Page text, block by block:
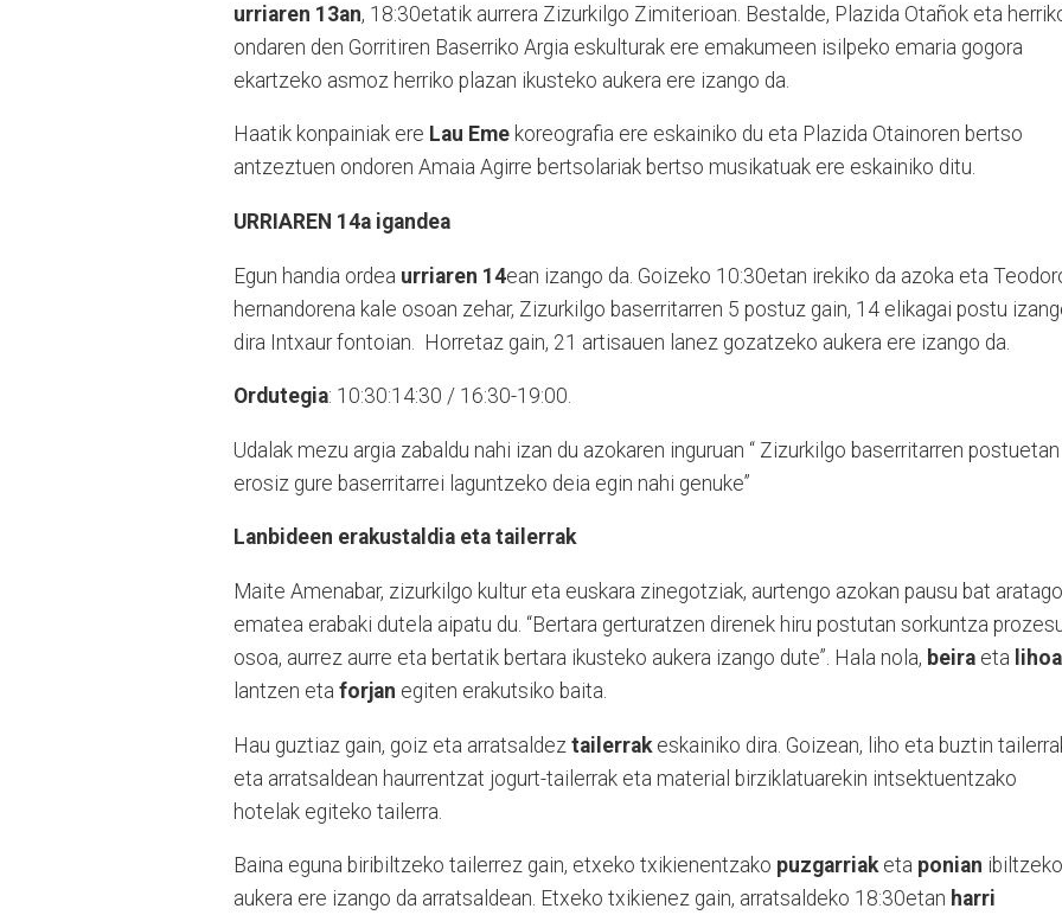
urriaren 13an, 18:30etatik aurrera Zizurkilgo Zimiterioan. Bestalde, Plazida Otañok eta
ondaren den Gorritiren Baserriko Argia eskulturak ere emakumeen isilpeko emaria gogora
ekartzeko asmoz herriko plazan ikusteko aukera ere izango da.
Haatik konpainiak ere Lau Eme koreografia ere eskainiko du eta Plazida Otainoren bertso
antzeztuen ondoren Amaia Agirre bertsolariak bertso musikatuak ere eskainiko ditu.
URRIAREN 14a igandea
Egun handia ordea urriaren 14ean izango da. Goizeko 10:30etan irekiko da azoka eta
hernandorena kale osoan zehar, Zizurkilgo baserritarren 5 postuz gain, 14 elikagai postu
dira Intxaur fontoian. Horretaz gain, 21 artisauen lanez gozatzeko aukera ere izango da.
Ordutegia: 10:30:14:30 / 16:30-19:00.
Udalak mezu argia zabaldu nahi izan du azokaren inguruan “ Zizurkilgo baserritarren postuetan
erosiz gure baserritarrei laguntzeko deia egin nahi genuke”
Lanbideen erakustaldia eta tailerrak
Maite Amenabar, zizurkilgo kultur eta euskara zinegotziak, aurtengo azokan pausu bat aratago
ematea erabaki dutela aipatu du. “Bertara gerturatzen direnek hiru postutan sorkuntza
osoa, aurrez aurre eta bertatik bertara ikusteko aukera izango dute”. Hala nola, beira eta lihoa
lantzen eta forjan egiten erakutsiko baita.
Hau guztiaz gain, goiz eta arratsaldez tailerrak eskainiko dira. Goizean, liho eta buztin
eta arratsaldean haurrentzat jogurt-tailerrak eta material birziklatuarekin intsektuentzako
hotelak egiteko tailerra.
Baina eguna biribiltzeko tailerrez gain, etxeko txikienentzako puzgarriaketa ponian ibiltzeko
aukera ere izango da arratsaldean. Etxeko txikienez gain, arratsaldeko 18:30etan harri